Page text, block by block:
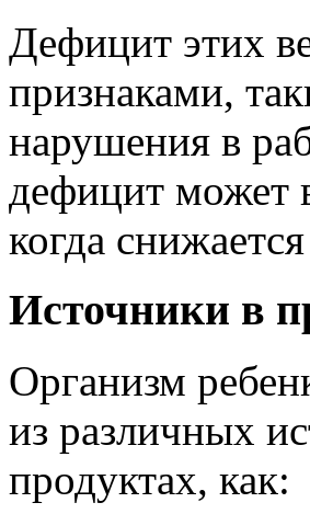
Дефицит этих
признаками,
нарушения в
дефицит может
когда
Источники в
Организм
из различных
продуктах, как: